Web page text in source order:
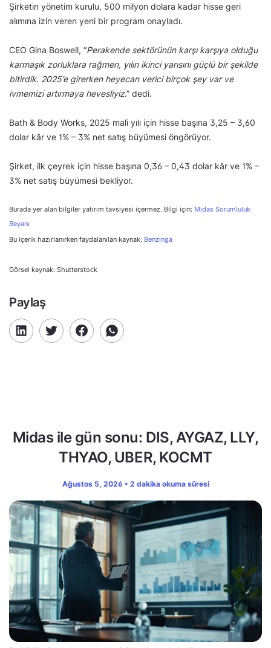
Şirketin yönetim kurulu, 500 milyon dolara kadar hisse geri
alımına izin veren yeni bir program onayladı.
CEO Gina Boswell, “Perakende sektörünün karşı karşıya olduğu
karmaşık zorluklara rağmen, yılın ikinci yarısını güçlü bir şekilde
bitirdik. 2025’e girerken heyecan verici birçok şey var ve
ivmemizi artırmaya hevesliyiz.” dedi.
Bath & Body Works, 2025 mali yılı için hisse başına 3,25 – 3,60
dolar kâr ve 1% – 3% net satış büyümesi öngörüyor.
Şirket, ilk çeyrek için hisse başına 0,36 – 0,43 dolar kâr ve 1% –
3% net satış büyümesi bekliyor.
Burada yer alan bilgiler yatırım tavsiyesi içermez. Bilgi için: Midas Sorumluluk
Beyanı
Bu içerik hazırlanırken faydalanılan kaynak: Benzinga
Görsel kaynak: Shutterstock
Paylaş
Midas ile gün sonu: DIS, AYGAZ, LLY,
THYAO, UBER, KOCMT
Ağustos 5, 2026 • 2 dakika okuma süresi